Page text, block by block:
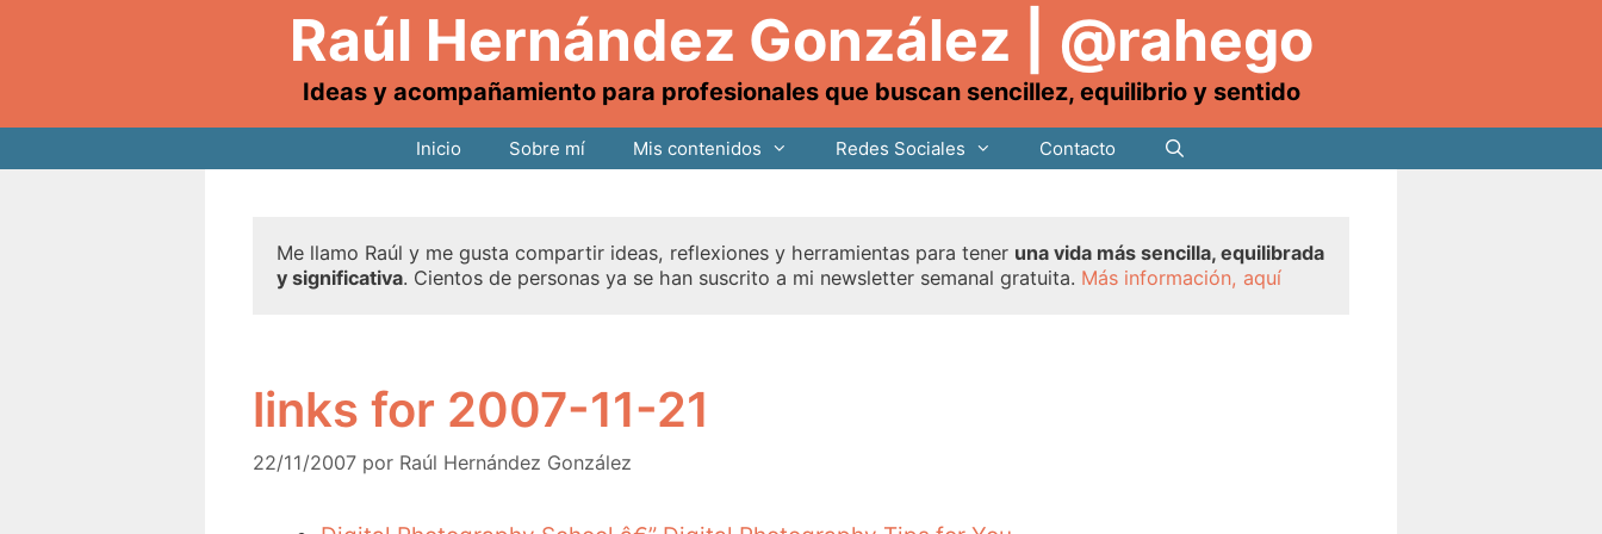
Raúl Hernández González | @rahego
Ideas y acompañamiento para profesionales que buscan sencillez, equilibrio y sentido
Inicio Sobre mí Mis contenidos Redes Sociales Contacto
Me llamo Raúl y me gusta compartir ideas, reflexiones y herramientas para tener una vida más sencilla, equilibrada
y significativa. Cientos de personas ya se han suscrito a mi newsletter semanal gratuita. Más información, aquí
links for 2007-11-21
22/11/2007 por Raúl Hernández González